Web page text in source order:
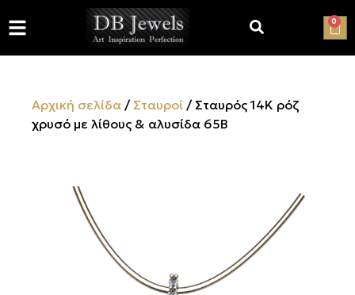
0
Αρχική σελίδα / Σταυροί / Σταυρός 14Κ ρόζ
χρυσό με λίθους & αλυσίδα 65B